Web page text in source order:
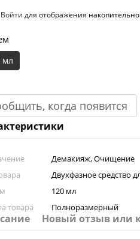
Войти для отображения
мл
когда появится
Демакияж, Очищение
Двухфазное средство
120 мл
товара
Полноразмерный
Новый отзыв или